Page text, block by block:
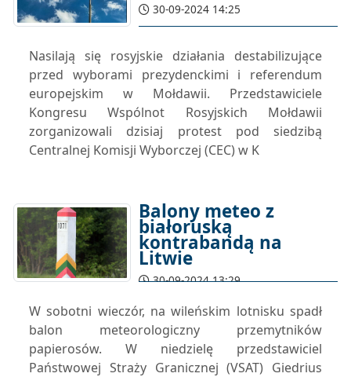
30-09-2024 14:25
Nasilają się rosyjskie działania destabilizujące
przed wyborami prezydenckimi i referendum
europejskim w Mołdawii. Przedstawiciele
Kongresu Wspólnot Rosyjskich Mołdawii
zorganizowali dzisiaj protest pod siedzibą
Centralnej Komisji Wyborczej (CEC) w K
Balony meteo z
białoruską
kontrabandą na
Litwie
30-09-2024 13:29
W sobotni wieczór, na wileńskim lotnisku spadł
balon meteorologiczny przemytników
papierosów. W niedzielę przedstawiciel
Państwowej Straży Granicznej (VSAT) Giedrius